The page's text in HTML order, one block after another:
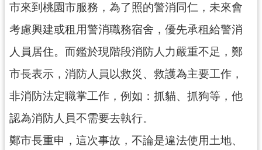
政
信
箱
見
問
答
園
市來到桃園市服務，為了照的警消同仁，未來會
考慮興建或租用警消職務宿舍，優先承租給警消
人員居住。而鑑於現階段消防人力嚴重不足，鄭
市長表示，消防人員以救災、救護為主要工作，
非消防法定職掌工作，例如：抓貓、抓狗等，他
認為消防人員不需要去執行。
鄭市長重申，這次事故，不論是違法使用土地、